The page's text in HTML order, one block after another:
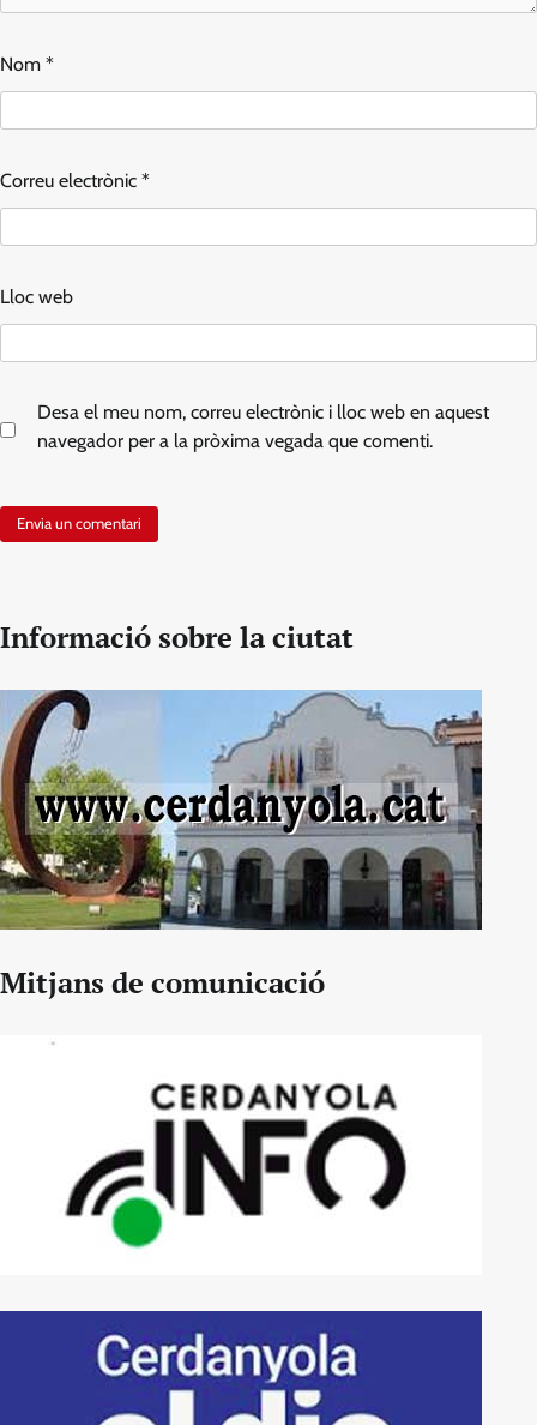
Nom *
Correu electrònic *
Lloc web
Desa el meu nom, correu electrònic i lloc web en aquest
navegador per a la pròxima vegada que comenti.
Informació sobre la ciutat
Mitjans de comunicació